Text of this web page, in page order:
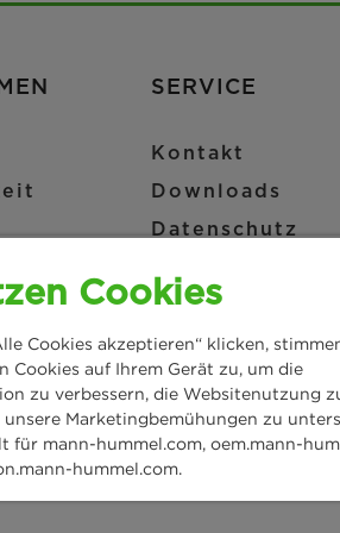
SERVICE
Kontakt
Downloads
Datenschutz
Impressum
Rechtlicher
2026 – Alle Inhalte, insbesondere
Bearbeitung und Übersetzung, bleiben
Cookies
Cookies akzeptieren“ klicken,
Cookies auf Ihrem Gerät zu, um die
zu verbessern, die Websitenutzung
unsere Marketingbemühungen zu
für mann-hummel.com, oem.mann-
hummel.com.